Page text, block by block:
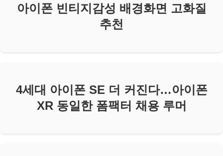
아이폰 빈티지감성 배경화면 고화질
추천
4세대 아이폰 SE 더 커진다…아이폰
XR 동일한 폼팩터 채용 루머